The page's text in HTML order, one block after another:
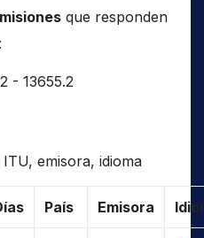
que responden
- 13655.2
emisora, idioma
País Emisora